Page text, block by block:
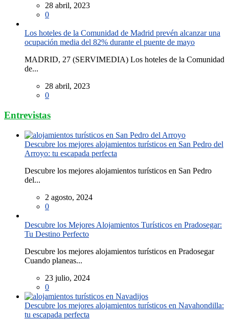
28 abril, 2023
0
Los hoteles de la Comunidad de Madrid prevén alcanzar una
ocupación media del 82% durante el puente de mayo
MADRID, 27 (SERVIMEDIA) Los hoteles de la Comunidad
de...
28 abril, 2023
0
Entrevistas
Descubre los mejores alojamientos turísticos en San Pedro del
Arroyo: tu escapada perfecta
Descubre los mejores alojamientos turísticos en San Pedro
del...
2 agosto, 2024
0
Descubre los Mejores Alojamientos Turísticos en Pradosegar:
Tu Destino Perfecto
Descubre los mejores alojamientos turísticos en Pradosegar
Cuando planeas...
23 julio, 2024
0
Descubre los mejores alojamientos turísticos en Navahondilla:
tu escapada perfecta